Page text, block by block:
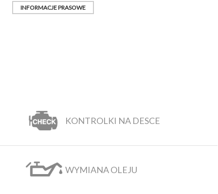
INFORMACJE PRASOWE
KONTROLKI NA DESCE
WYMIANA OLEJU